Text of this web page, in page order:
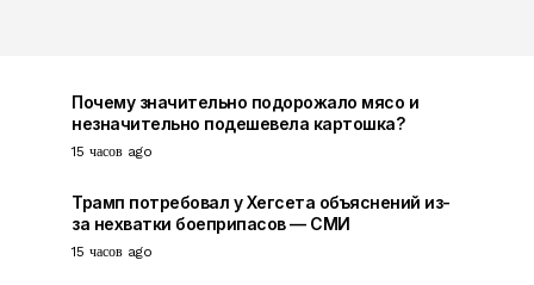
Почему значительно подорожало мясо и
незначительно подешевела картошка?
15 часов ago
Трамп потребовал у Хегсета объяснений из-
за нехватки боеприпасов — СМИ
15 часов ago